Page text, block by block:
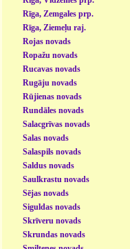
Rīga, Zemgales prp.
Rīga, Ziemeļu raj.
Rojas novads
Ropažu novads
Rucavas novads
Rugāju novads
Rūjienas novads
Rundāles novads
Salacgrīvas novads
Salas novads
Salaspils novads
Saldus novads
Saulkrastu novads
Sējas novads
Siguldas novads
Skrīveru novads
Skrundas novads